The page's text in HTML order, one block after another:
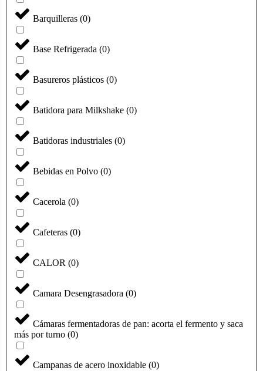
Barquilleras (0)
Base Refrigerada (0)
Basureros plásticos (0)
Batidora para Milkshake (0)
Batidoras industriales (0)
Bebidas en Polvo (0)
Cacerola (0)
Cafeteras (0)
CALOR (0)
Camara Desengrasadora (0)
Cámaras fermentadoras de pan: acorta el fermento y saca
más por turno (0)
Campanas de acero inoxidable (0)